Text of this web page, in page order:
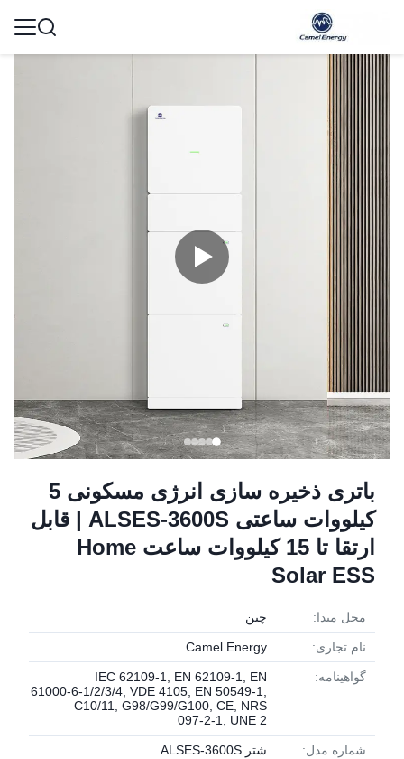
باتری ذخیره سازی انرژی مسکونی 5
کیلووات ساعتی ALSES-3600S | قابل
ارتقا تا 15 کیلووات ساعت Home
Solar ESS
محل مبدا: چین
نام تجاری: Camel Energy
گواهینامه:
IEC 62109‑1, EN 62109‑1, EN
61000‑6‑1/2/3/4, VDE 4105, EN 50549‑1,
C10/11, G98/G99/G100, CE, NRS
097‑2‑1, UNE 2
شماره مدل: شتر ALSES-3600S